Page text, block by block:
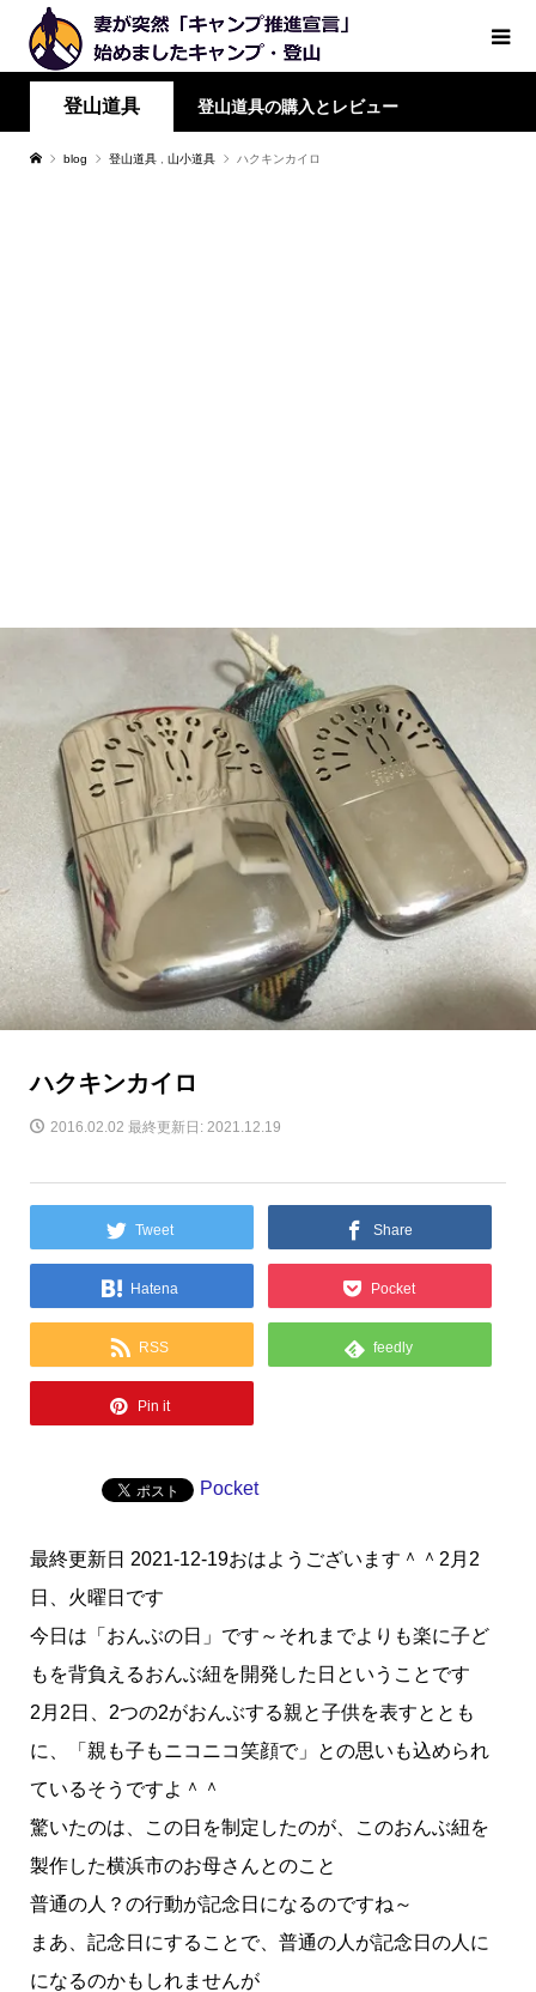
登山道具 登山道具の購入とレビュー
blog 登山道具 山小道具 ハクキンカイロ
ハクキンカイロ
2016.02.02 最終更新日: 2021.12.19
Tweet Share
Hatena Pocket
RSS feedly
Pin it
Pocket
最終更新日 2021-12-19おはようございます＾＾2月2
日、火曜日です
今日は「おんぶの日」です～それまでよりも楽に子ど
もを背負えるおんぶ紐を開発した日ということです
2月2日、2つの2がおんぶする親と子供を表すととも
に、「親も子もニコニコ笑顔で」との思いも込められ
ているそうですよ＾＾
驚いたのは、この日を制定したのが、このおんぶ紐を
製作した横浜市のお母さんとのこと
普通の人？の行動が記念日になるのですね～
まあ、記念日にすることで、普通の人が記念日の人に
になるのかもしれませんが